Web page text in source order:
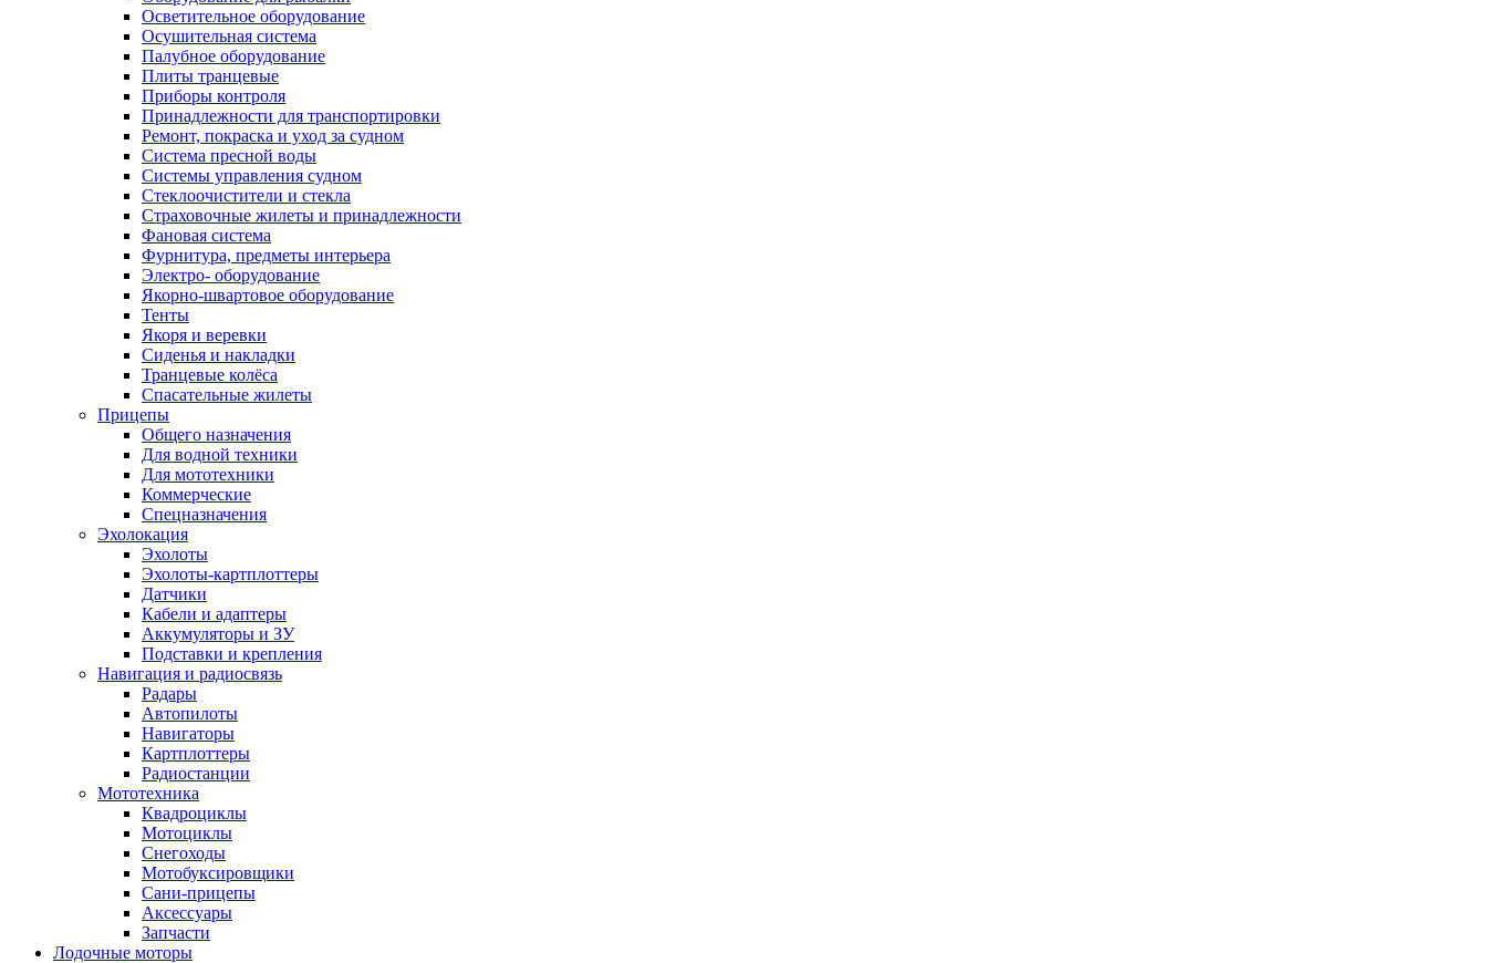
Осветительное оборудование
Осушительная система
Палубное оборудование
Плиты транцевые
Приборы контроля
Принадлежности для транспортировки
Ремонт, покраска и уход за судном
Система пресной воды
Системы управления судном
Стеклоочистители и стекла
Страховочные жилеты и принадлежности
Фановая система
Фурнитура, предметы интерьера
Электро- оборудование
Якорно-швартовое оборудование
Тенты
Якоря и веревки
Сиденья и накладки
Транцевые колёса
Спасательные жилеты
Прицепы
Общего назначения
Для водной техники
Для мототехники
Коммерческие
Спецназначения
Эхолокация
Эхолоты
Эхолоты-картплоттеры
Датчики
Кабели и адаптеры
Аккумуляторы и ЗУ
Подставки и крепления
Навигация и радиосвязь
Радары
Автопилоты
Навигаторы
Картплоттеры
Радиостанции
Мототехника
Квадроциклы
Мотоциклы
Снегоходы
Мотобуксировщики
Сани-прицепы
Аксессуары
Запчасти
Лодочные моторы